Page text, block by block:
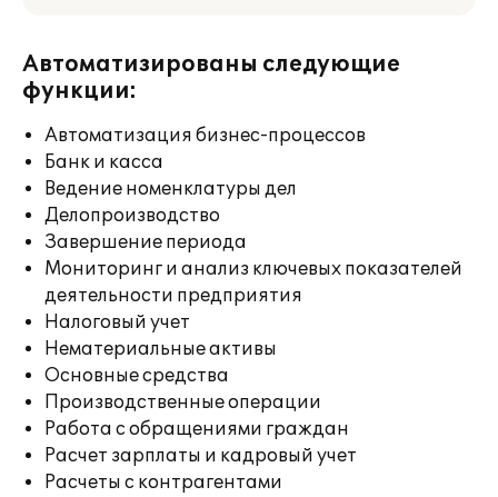
Автоматизированы следующие
функции:
Автоматизация бизнес-процессов
Банк и касса
Ведение номенклатуры дел
Делопроизводство
Завершение периода
Мониторинг и анализ ключевых показателей
деятельности предприятия
Налоговый учет
Нематериальные активы
Основные средства
Производственные операции
Работа с обращениями граждан
Расчет зарплаты и кадровый учет
Расчеты с контрагентами